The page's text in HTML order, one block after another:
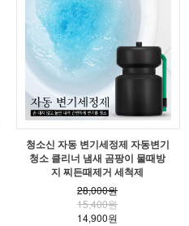
청소신 자동 변기세정제 자동변기
청소 클리너 냄새 곰팡이 물때방
지 찌든때제거 세척제
28,000원
15,400원
14,900원